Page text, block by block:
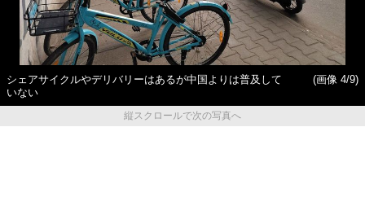
シェアサイクルやデリバリーはあるが中国よりは普及して
いない
(画像 4/9)
縦スクロールで次の写真へ